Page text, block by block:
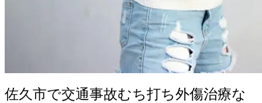
佐久市で交通事故むち打ち外傷治療な